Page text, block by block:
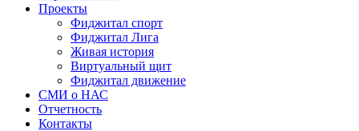
Проекты
Фиджитал спорт
Фиджитал Лига
Живая история
Виртуальный щит
Фиджитал движение
СМИ о НАС
Отчетность
Контакты